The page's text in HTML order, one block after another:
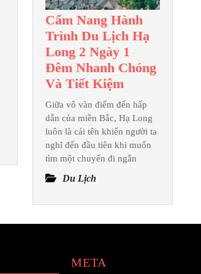
Cẩm Nang Hành
Trình Du Lịch Hạ
Long 2 Ngày 1
Đêm Nhanh Chóng
Và Tiết KiệmCẩm
Nang
Hành
Trình
Du
Lịch
2
Ngày
Giữa vô vàn điểm đến hấp
dẫn của miền Bắc, Hạ Long
luôn là cái tên khiến người ta
nghĩ đến đầu tiên khi muốn
tìm một chuyến đi ngắn
Du Lịch
META